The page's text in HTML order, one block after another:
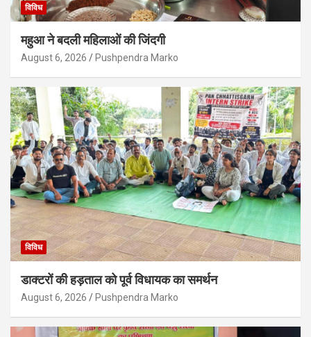
विविध
महुआ ने बदली महिलाओं की जिंदगी
August 6, 2026 Pushpendra Marko
विविध
डाक्टरों की हड़ताल को पूर्व विधायक का समर्थन
August 6, 2026 Pushpendra Marko